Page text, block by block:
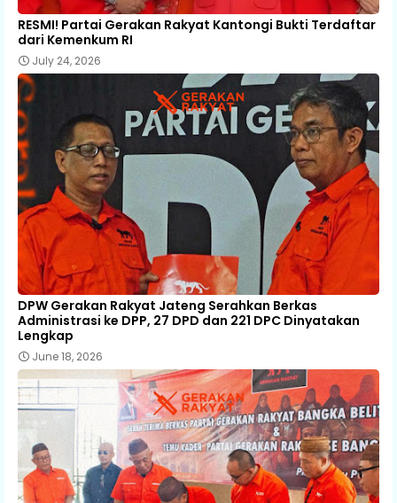
RESMI! Partai Gerakan Rakyat Kantongi Bukti Terdaftar
dari Kemenkum RI
July 24, 2026
DPW Gerakan Rakyat Jateng Serahkan Berkas
Administrasi ke DPP, 27 DPD dan 221 DPC Dinyatakan
Lengkap
June 18, 2026